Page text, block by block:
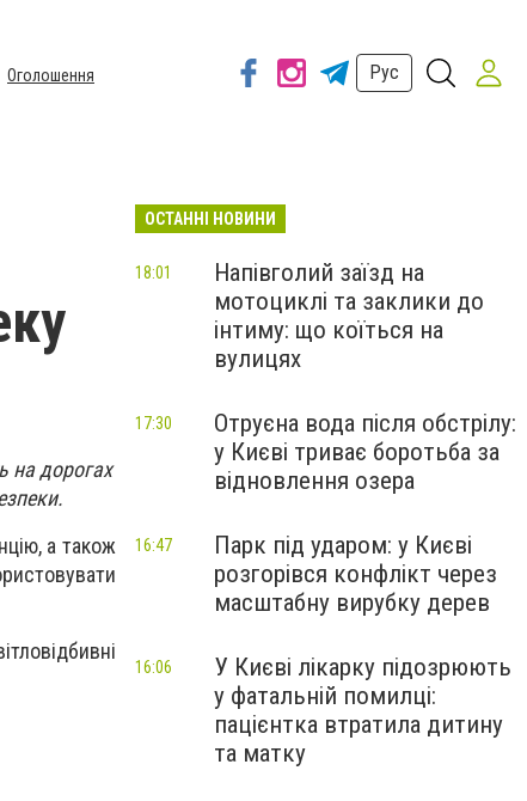
Оголошення
Рус
на дорогах
а також
ОСТАННІ НОВИНИ
Напівголий заїзд на
мотоциклі та заклики до
інтиму: що коїться на
вулицях
18:01
Отруєна вода після обстрілу:
у Києві триває боротьба за
відновлення озера
17:30
Парк під ударом: у Києві
розгорівся конфлікт через
масштабну вирубку дерев
16:47
У Києві лікарку підозрюють
у фатальній помилці:
пацієнтка втратила дитину
та матку
16:06